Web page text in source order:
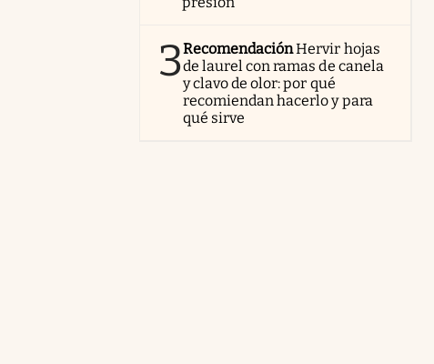
3RecomendaciónHervir hojas
de laurel con ramas de canela
y clavo de olor: por qué
recomiendan hacerlo y para
qué sirve